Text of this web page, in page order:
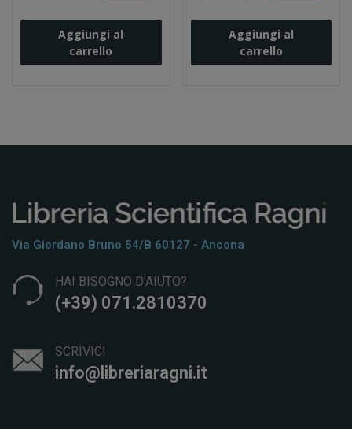
Aggiungi al
carrello
Aggiungi al
carrello
Via Giordano Bruno 54/b 60127 - Ancona
HAI BISOGNO D'AIUTO?
(+39) 071.2810370
SCRIVICI
info@libreriaragni.it